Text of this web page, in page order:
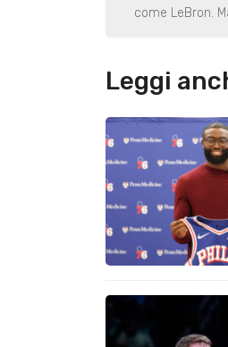
come LeBron.
Leggi